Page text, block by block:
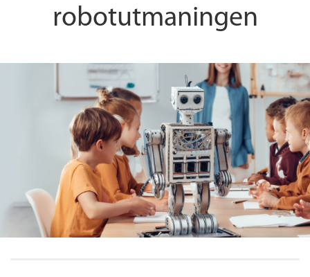
robotutmaningen